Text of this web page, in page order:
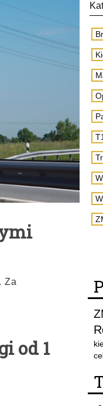
Za
od 1